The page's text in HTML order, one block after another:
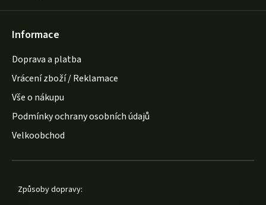
Informace
Doprava a platba
Vrácení zboží / Reklamace
Vše o nákupu
Podmínky ochrany osobních údajů
Velkoobchod
Způsoby dopravy: